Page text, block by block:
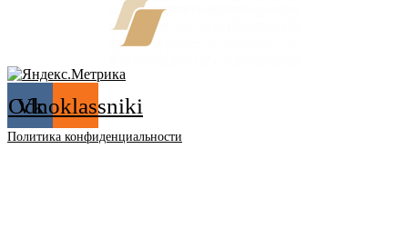
Vk
Odnoklassniki
Политика конфиденциальности